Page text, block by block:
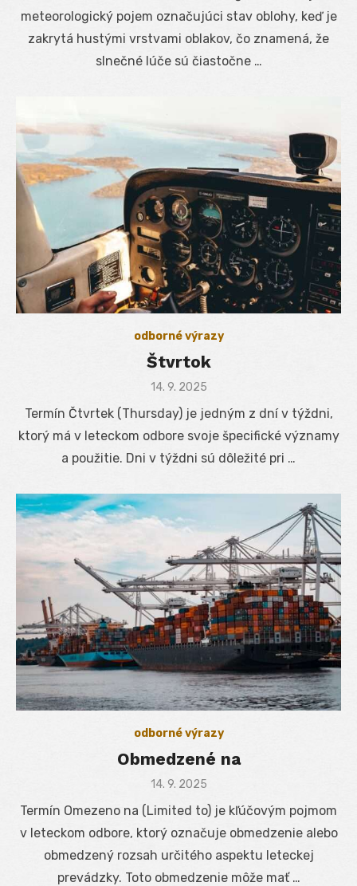
meteorologický pojem označujúci stav oblohy, keď je
zakrytá hustými vrstvami oblakov, čo znamená, že
slnečné lúče sú čiastočne …
odborné výrazy
Štvrtok
Posted
14. 9. 2025
Termín Čtvrtek (Thursday) je jedným z dní v týždni,
ktorý má v leteckom odbore svoje špecifické významy
a použitie. Dni v týždni sú dôležité pri …
odborné výrazy
Obmedzené na
Posted
14. 9. 2025
Termín Omezeno na (Limited to) je kľúčovým pojmom
v leteckom odbore, ktorý označuje obmedzenie alebo
obmedzený rozsah určitého aspektu leteckej
prevádzky. Toto obmedzenie môže mať …